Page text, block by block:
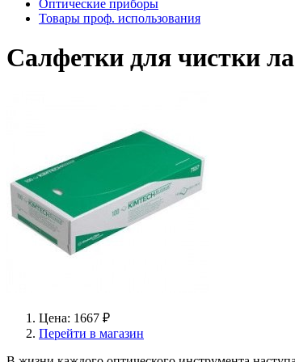
Оптические приборы
Товары проф. использования
Салфетки для чистки
Цена: 1667 ₽
Перейти в магазин